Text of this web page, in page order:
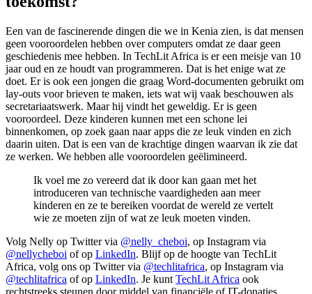
Een van de fascinerende dingen die we in Kenia zien, is dat mensen
geen vooroordelen hebben over computers omdat ze daar geen
geschiedenis mee hebben. In TechLit Africa is er een meisje van 10
jaar oud en ze houdt van programmeren. Dat is het enige wat ze
doet. Er is ook een jongen die graag Word-documenten gebruikt om
lay-outs voor brieven te maken, iets wat wij vaak beschouwen als
secretariaatswerk. Maar hij vindt het geweldig. Er is geen
vooroordeel. Deze kinderen kunnen met een schone lei
binnenkomen, op zoek gaan naar apps die ze leuk vinden en zich
daarin uiten. Dat is een van de krachtige dingen waarvan ik zie dat
ze werken. We hebben alle vooroordelen geëlimineerd.
Ik voel me zo vereerd dat ik door kan gaan met het
introduceren van technische vaardigheden aan meer
kinderen en ze te bereiken voordat de wereld ze vertelt
wie ze moeten zijn of wat ze leuk moeten vinden.
Volg Nelly op Twitter via @nelly_cheboi, op Instagram via
@nellycheboi of op LinkedIn. Blijf op de hoogte van TechLit
Africa, volg ons op Twitter via @techlitafrica, op Instagram via
@techlitafrica of op LinkedIn. Je kunt TechLit Africa ook
rechtstreeks steunen door middel van financiële of IT-donaties.